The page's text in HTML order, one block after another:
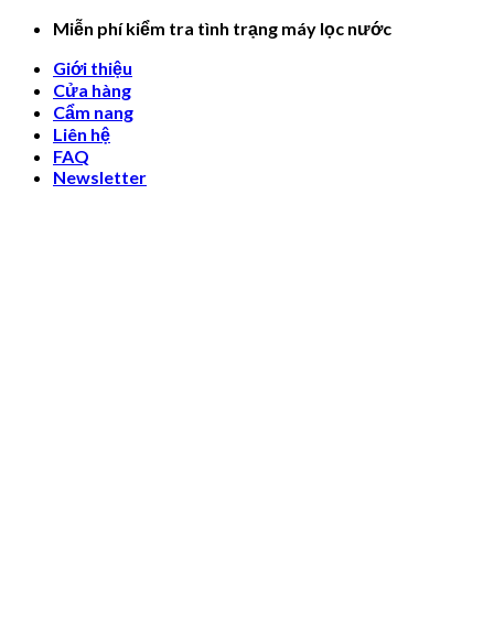
Skip
content
Miễn phí kiểm tra tình trạng máy lọc nước
Giới thiệu
Cửa hàng
Cẩm nang
Liên hệ
FAQ
Newsletter